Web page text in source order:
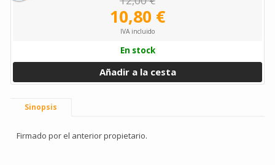
10,80 €
IVA incluido
En stock
Añadir a la cesta
Sinopsis
Firmado por el anterior propietario.